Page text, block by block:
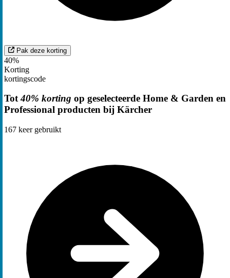
Pak deze korting
40%
Korting
kortingscode
Tot40% korting op geselecteerde Home & Garden en
Professional producten bij Kärcher
167 keer gebruikt